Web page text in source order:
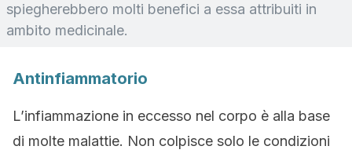
spiegherebbero molti benefici a essa attribuiti in
ambito medicinale.
Antinfiammatorio
L’infiammazione in eccesso nel corpo è alla base
di molte malattie. Non colpisce solo le condizioni